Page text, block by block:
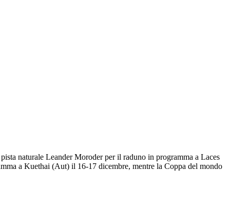
naturale Leander Moroder per il raduno in programma a Laces
a Kuethai (Aut) il 16-17 dicembre, mentre la Coppa del mondo